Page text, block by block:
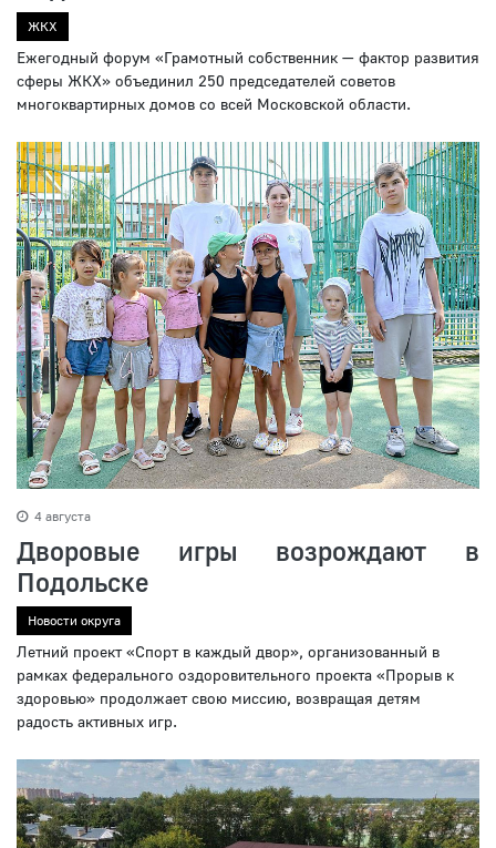
ЖКХ
Ежегодный форум «Грамотный собственник — фактор развития
сферы ЖКХ» объединил 250 председателей советов
многоквартирных домов со всей Московской области.
4 августа
Дворовые игры возрождают в
Подольске
Новости округа
Летний проект «Спорт в каждый двор», организованный в
рамках федерального оздоровительного проекта «Прорыв к
здоровью» продолжает свою миссию, возвращая детям
радость активных игр.